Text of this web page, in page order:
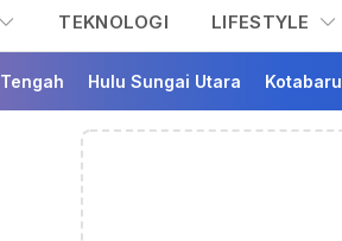
TEKNOLOGI LIFESTYLE
Hulu Sungai Utara Kotabaru